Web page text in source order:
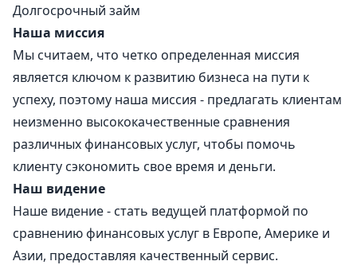
Долгосрочный займ
Наша миссия
Мы считаем, что четко определенная миссия
является ключом к развитию бизнеса на пути к
успеху, поэтому наша миссия - предлагать клиентам
неизменно высококачественные сравнения
различных финансовых услуг, чтобы помочь
клиенту сэкономить свое время и деньги.
Наш видение
Наше видение - стать ведущей платформой по
сравнению финансовых услуг в Европе, Америке и
Азии, предоставляя качественный сервис.